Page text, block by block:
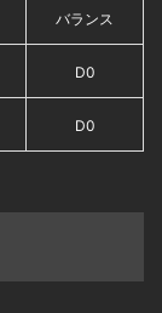
バランス
D0
D0